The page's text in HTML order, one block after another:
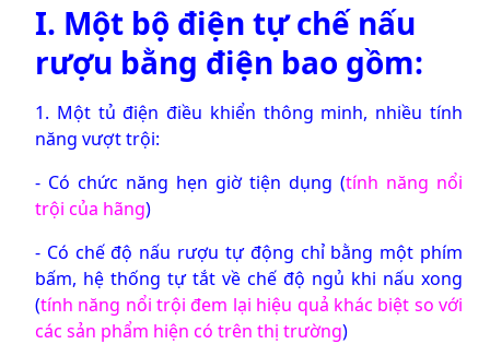
I. Một bộ điện tự chế nấu
rượu bằng điện bao gồm:
1. Một tủ điện điều khiển thông minh, nhiều tính
năng vượt trội:
- Có chức năng hẹn giờ tiện dụng (tính năng nổi
trội của hãng)
- Có chế độ nấu rượu tự động chỉ bằng một phím
bấm, hệ thống tự tắt về chế độ ngủ khi nấu xong
(tính năng nổi trội đem lại hiệu quả khác biệt so với
các sản phẩm hiện có trên thị trường)